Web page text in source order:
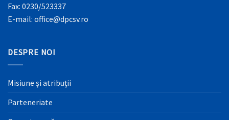
Fax: 0230/523337
E-mail: office@dpcsv.ro
DESPRE NOI
Misiune și atribuții
Parteneriate